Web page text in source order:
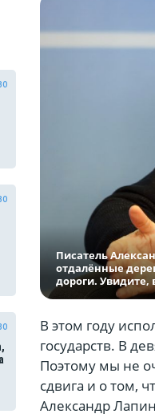
Писатель
отдалённые
дороги. Увидите,
В этом году
государств. В
Поэтому мы не
сдвига и о том,
Александр